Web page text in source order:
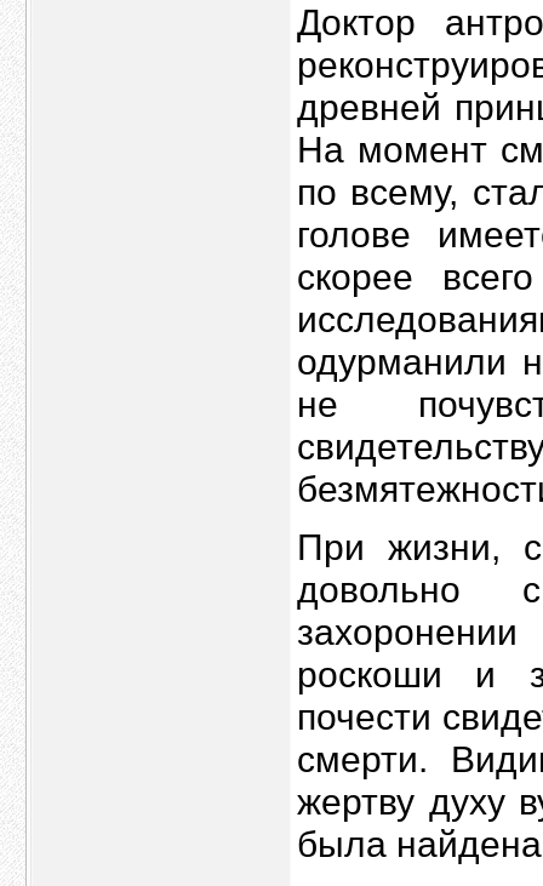
Доктор
древней
На момент
по всему,
голове
скорее
одурманили
не
При жизни,
довольно
роскоши и
почести
смерти.
жертву духу
была